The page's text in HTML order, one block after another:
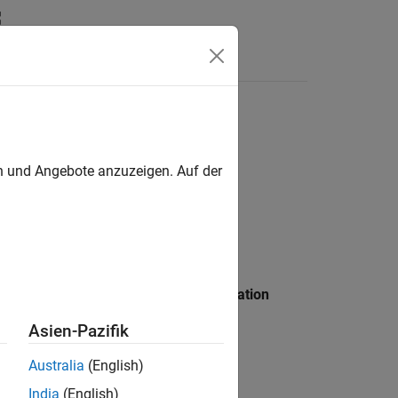
Target
Simulation
Angebote anzuzeigen. Auf der
Asien-Pazifik
Australia (English)
India (English)